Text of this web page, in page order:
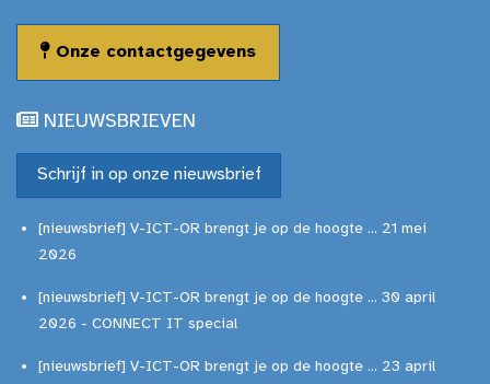
Onze contactgegevens
NIEUWSBRIEVEN
Schrijf in op onze nieuwsbrief
[nieuwsbrief] V-ICT-OR brengt je op de hoogte ... 21 mei
2026
[nieuwsbrief] V-ICT-OR brengt je op de hoogte ... 30 april
2026 - CONNECT IT special
[nieuwsbrief] V-ICT-OR brengt je op de hoogte ... 23 april